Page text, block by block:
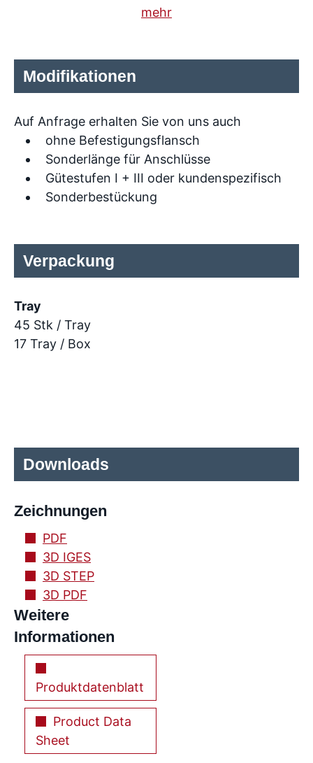
mehr
Modifikationen
Auf Anfrage erhalten Sie von uns auch
ohne Befestigungsflansch
Sonderlänge für Anschlüsse
Gütestufen I + III oder kundenspezifisch
Sonderbestückung
Verpackung
Tray
45 Stk / Tray
17 Tray / Box
Downloads
Zeichnungen
PDF
3D IGES
3D STEP
3D PDF
Weitere
Informationen
Produktdatenblatt
Product Data
Sheet